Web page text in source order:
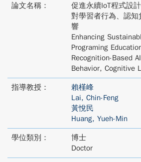
論文名稱：
促進永續IoT程式設
對學習者行為、認
響
Enhancing
Programing
Recognition-Based
Behavior, Cognitive
指導教授：
賴槿峰
Lai, Chin-Feng
黃悅民
Huang, Yueh-Min
學位類別：
博士
Doctor